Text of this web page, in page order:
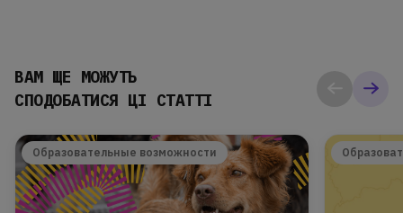
ВАМ ЩЕ МОЖУТЬ
СПОДОБАТИСЯ ЦІ СТАТТІ
Образовательные возможности